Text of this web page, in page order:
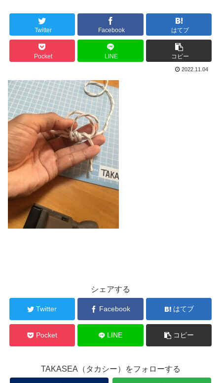
Twitter Facebook はてブ
Pocket LINE コピー
2022.11.04
シェアする
Twitter Facebook はてブ
Pocket LINE コピー
TAKASEA（タカシー）をフォローする